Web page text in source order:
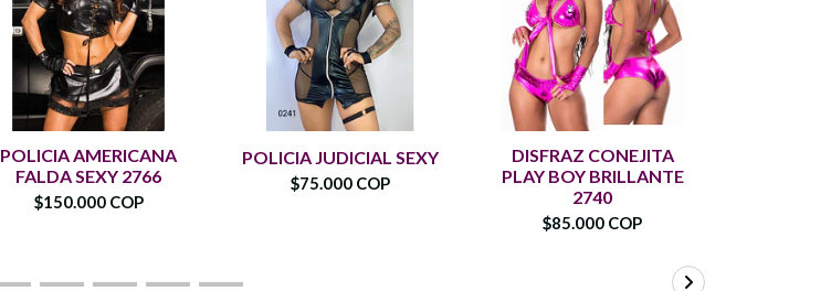
POLICIA AMERICANA
FALDA SEXY 2766
$150.000 COP
POLICIA JUDICIAL SEXY
$75.000 COP
DISFRAZ CONEJITA
PLAY BOY BRILLANTE
2740
$85.000 COP